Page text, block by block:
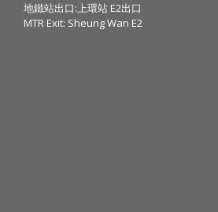
地鐵站出口:上環站 E2出口
MTR Exit: Sheung Wan E2